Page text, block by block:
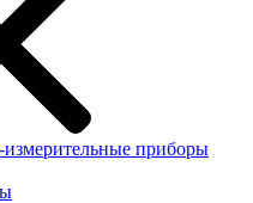
измерительные приборы